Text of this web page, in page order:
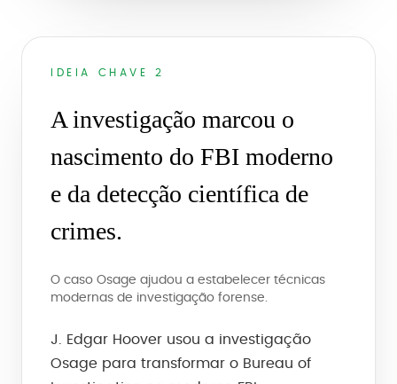
IDEIA CHAVE 2
A investigação marcou o
nascimento do FBI moderno
e da detecção científica de
crimes.
O caso Osage ajudou a estabelecer técnicas
modernas de investigação forense.
J. Edgar Hoover usou a investigação
Osage para transformar o Bureau of